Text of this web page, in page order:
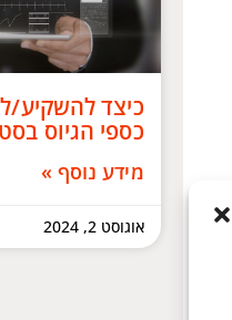
כיצד להשקיע/
כספי הגיוס
מידע נוסף »
אוגוסט 2, 2024